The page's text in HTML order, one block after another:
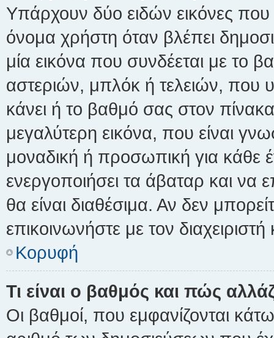
Υπάρχουν δύο ειδών εικόνες
όνομα χρήστη όταν βλέπει
μία εικόνα που συνδέεται με το
αστεριών, μπλόκ ή τελειών, που
κάνει ή το βαθμό σας στον
μεγαλύτερη εικόνα, που είναι
μοναδική ή προσωπική για κάθε
ενεργοποιήσει τα άβαταρ και να
θα είναι διαθέσιμα. Αν δεν
επικοινωνήστε με τον
Κορυφή
Τι είναι ο βαθμός και πώς
Οι βαθμοί, που εμφανίζονται